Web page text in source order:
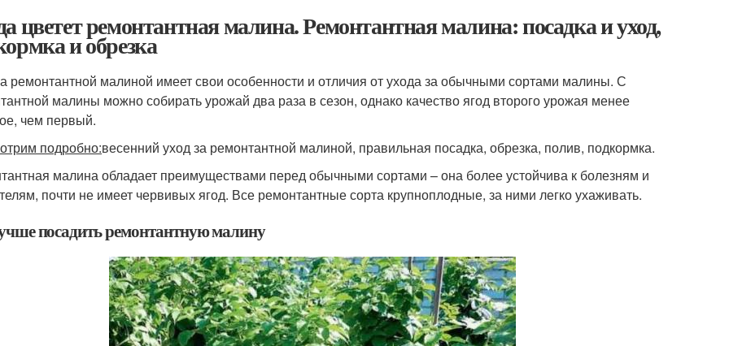
цветет ремонтантная малина. Ремонтантная малина: посадка и уход,
и обрезка
ремонтантной малиной имеет свои особенности и отличия от ухода за обычными сортами малины. С
малины можно собирать урожай два раза в сезон, однако качество ягод второго урожая менее
чем первый.
подробно:весенний уход за ремонтантной малиной, правильная посадка, обрезка, полив, подкормка.
малина обладает преимуществами перед обычными сортами – она более устойчива к болезням и
почти не имеет червивых ягод. Все ремонтантные сорта крупноплодные, за ними легко ухаживать.
посадить ремонтантную малину